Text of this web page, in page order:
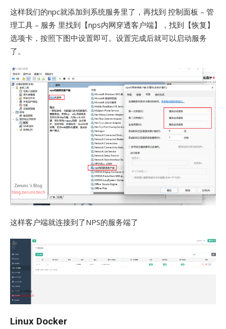
这样我们的npc就添加到系统服务里了，再找到 控制面板 – 管
理工具 – 服务 里找到【nps内网穿透客户端】，找到【恢复】
选项卡，按照下图中设置即可。设置完成后就可以启动服务
了。
这样客户端就连接到了NPS的服务端了
Linux Docker